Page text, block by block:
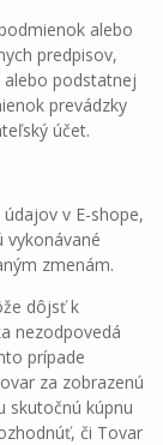
alebo
predpisov,
alebo podstatnej
prevádzky
účet.
v E-shope,
vykonávané
zmenám.
dôjsť k
nezodpovedá
prípade
za zobrazenú
skutočnú kúpnu
či Tovar